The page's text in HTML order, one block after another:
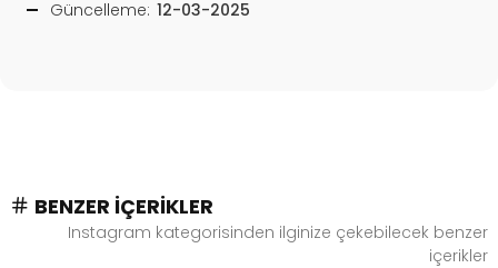
Güncelleme: 12-03-2025
BENZER İÇERIKLER
Instagram kategorisinden ilginize çekebilecek benzer
içerikler